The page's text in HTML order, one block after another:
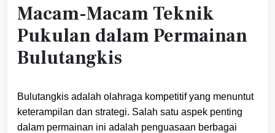
Macam-Macam Teknik
Pukulan dalam Permainan
Bulutangkis
Bulutangkis adalah olahraga kompetitif yang menuntut
keterampilan dan strategi. Salah satu aspek penting
dalam permainan ini adalah penguasaan berbagai